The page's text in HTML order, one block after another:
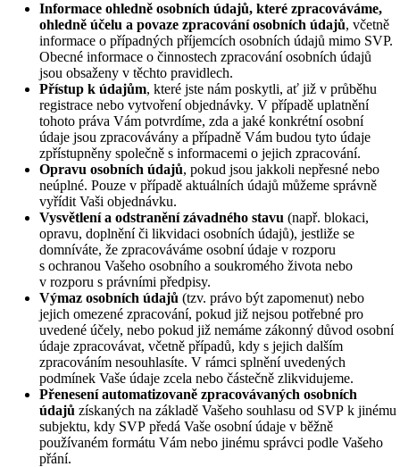
Informace ohledně osobních údajů, které zpracováváme,
ohledně účelu a povaze zpracování osobních údajů, včetně
informace o případných příjemcích osobních údajů mimo SVP.
Obecné informace o činnostech zpracování osobních údajů
jsou obsaženy v těchto pravidlech.
Přístup k údajům, které jste nám poskytli, ať již v průběhu
registrace nebo vytvoření objednávky. V případě uplatnění
tohoto práva Vám potvrdíme, zda a jaké konkrétní osobní
údaje jsou zpracovávány a případně Vám budou tyto údaje
zpřístupněny společně s informacemi o jejich zpracování.
Opravu osobních údajů, pokud jsou jakkoli nepřesné nebo
neúplné. Pouze v případě aktuálních údajů můžeme správně
vyřídit Vaši objednávku.
Vysvětlení a odstranění závadného stavu (např. blokaci,
opravu, doplnění či likvidaci osobních údajů), jestliže se
domníváte, že zpracováváme osobní údaje v rozporu
s ochranou Vašeho osobního a soukromého života nebo
v rozporu s právními předpisy.
Výmaz osobních údajů (tzv. právo být zapomenut) nebo
jejich omezené zpracování, pokud již nejsou potřebné pro
uvedené účely, nebo pokud již nemáme zákonný důvod osobní
údaje zpracovávat, včetně případů, kdy s jejich dalším
zpracováním nesouhlasíte. V rámci splnění uvedených
podmínek Vaše údaje zcela nebo částečně zlikvidujeme.
Přenesení automatizovaně zpracovávaných osobních
údajů získaných na základě Vašeho souhlasu od SVP k jinému
subjektu, kdy SVP předá Vaše osobní údaje v běžně
používaném formátu Vám nebo jinému správci podle Vašeho
přání.